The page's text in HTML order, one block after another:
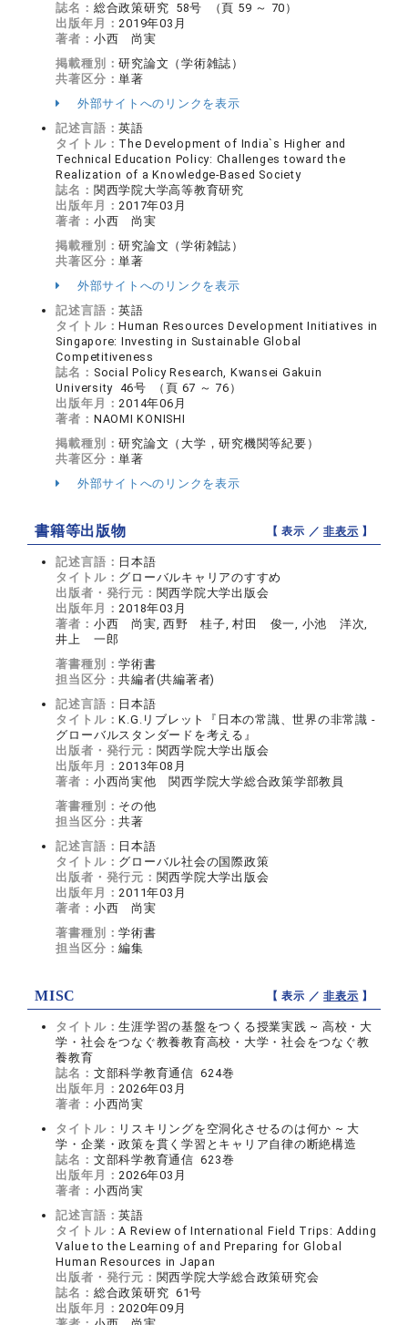
誌名： 総合政策研究 58号 （頁 59 ～ 70）
出版年月：2019年03月
著者： 小西 尚実
掲載種別：研究論文（学術雑誌）
共著区分：単著
外部サイトへのリンクを表示
記述言語：英語
タイトル： The Development of India`s Higher and
Technical Education Policy: Challenges toward the
Realization of a Knowledge-Based Society
誌名： 関西学院大学高等教育研究
出版年月：2017年03月
著者： 小西 尚実
掲載種別：研究論文（学術雑誌）
共著区分：単著
外部サイトへのリンクを表示
記述言語：英語
タイトル：Human Resources Development Initiatives in
Singapore: Investing in Sustainable Global
Competitiveness
誌名： Social Policy Research, Kwansei Gakuin
University 46号 （頁 67 ～ 76）
出版年月：2014年06月
著者： NAOMI KONISHI
掲載種別：研究論文（大学，研究機関等紀要）
共著区分：単著
外部サイトへのリンクを表示
書籍等出版物 【 表示 ／非表示 】
記述言語： 日本語
タイトル： グローバルキャリアのすすめ
出版者・発行元： 関西学院大学出版会
出版年月：2018年03月
著者： 小西 尚実, 西野 桂子, 村田 俊一, 小池 洋次,
井上 一郎
著書種別：学術書
担当区分：共編者(共編著者)
記述言語： 日本語
タイトル：K.G.リブレット『日本の常識、世界の非常識 -
グローバルスタンダードを考える』
出版者・発行元： 関西学院大学出版会
出版年月：2013年08月
著者： 小西尚実他 関西学院大学総合政策学部教員
著書種別： その他
担当区分：共著
記述言語： 日本語
タイトル： グローバル社会の国際政策
出版者・発行元： 関西学院大学出版会
出版年月：2011年03月
著者： 小西 尚実
著書種別：学術書
担当区分：編集
MISC 【 表示 ／非表示 】
タイトル：生涯学習の基盤をつくる授業実践 ~ 高校・大
学・社会をつなぐ教養教育高校・大学・社会をつなぐ教
養教育
誌名： 文部科学教育通信 624巻
出版年月：2026年03月
著者： 小西尚実
タイトル： リスキリングを空洞化させるのは何か ~ 大
学・企業・政策を貫く学習とキャリア自律の断絶構造
誌名： 文部科学教育通信 623巻
出版年月：2026年03月
著者： 小西尚実
記述言語：英語
タイトル：A Review of International Field Trips: Adding
Value to the Learning of and Preparing for Global
Human Resources in Japan
出版者・発行元： 関西学院大学総合政策研究会
誌名： 総合政策研究 61号
出版年月：2020年09月